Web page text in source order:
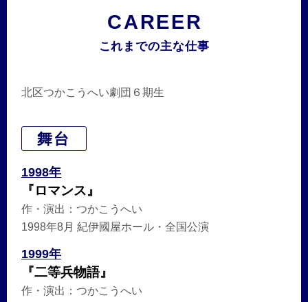
CAREER
これまでの主な仕事
北区つかこうへい劇団６期生
舞台
1998年
『ロマンス』
作・演出：つかこうへい
1998年8月 紀伊國屋ホール・全国公演
1999年
『二等兵物語』
作・演出：つかこうへい